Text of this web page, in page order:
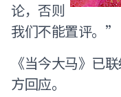
论，否则
我们不能置评。”
《当今大马》已
方回应。